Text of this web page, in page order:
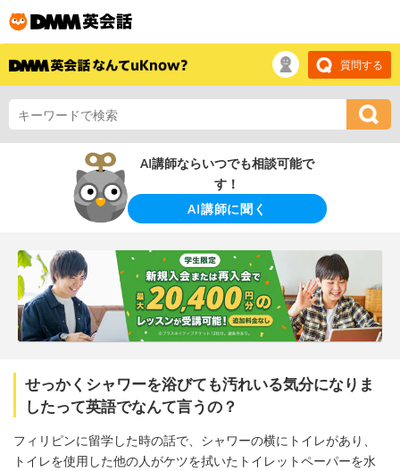
質問する
AI講師ならいつでも相談可能で
す！
AI講師に聞く
せっかくシャワーを浴びても汚れいる気分になりま
したって英語でなんて言うの？
フィリピンに留学した時の話で、シャワーの横にトイレがあり、
トイレを使用した他の人がケツを拭いたトイレットペーパーを水